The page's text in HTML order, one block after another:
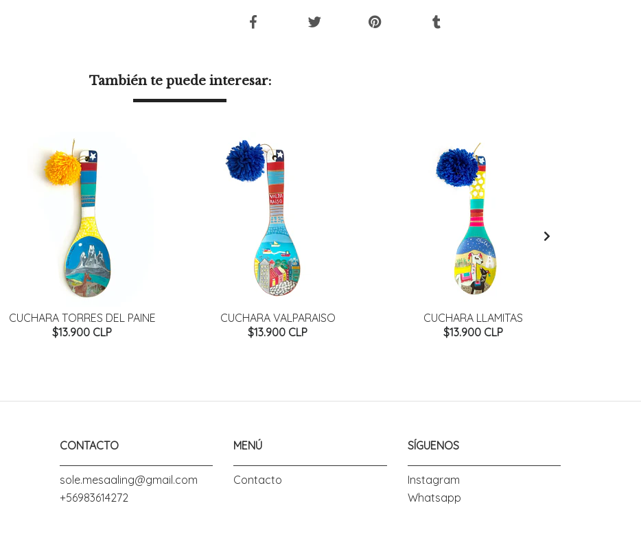
También te puede interesar:
CUCHARA TORRES DEL PAINE
$13.900 CLP
CUCHARA VALPARAISO
$13.900 CLP
CUCHARA LLAMITAS
$13.900 CLP
CONTACTO
sole.mesaaling@gmail.com
+56983614272
MENÚ
Contacto
SÍGUENOS
Instagram
Whatsapp